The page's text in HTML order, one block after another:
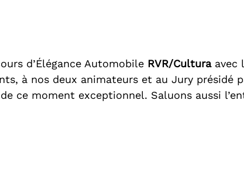
d’Élégance Automobile RVR/Culturaavec
à nos deux animateurs et au Jury présidé
ce moment exceptionnel. Saluons aussi